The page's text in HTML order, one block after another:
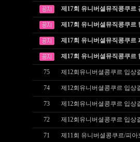
제17회 유니버셜뮤직콩쿠르
제17회 유니버셜뮤직콩쿠르
제17회 유니버셜뮤직콩쿠르
제17회 유니버셜뮤직콩쿠르
75 제12회유니버셜콩쿠르 입상
74 제12회유니버셜콩쿠르 입상
73 제12회유니버셜콩쿠르 입상
72 제12회유니버셜콩쿠르 입상
71 제11회 유니버셜콩쿠르/피아